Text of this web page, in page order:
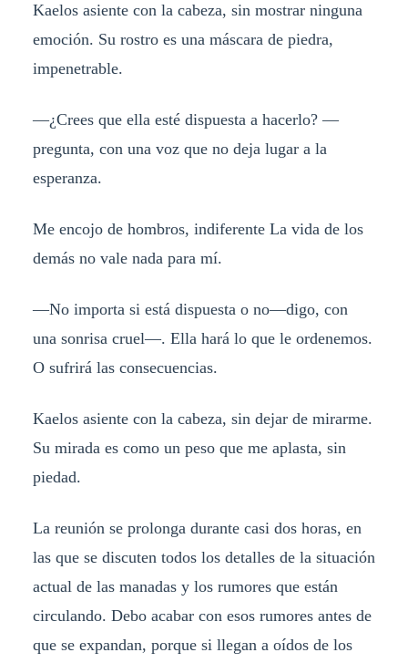
Kaelos asiente con la cabeza, sin mostrar ninguna
emoción. Su rostro es una máscara de piedra,
impenetrable.
—¿Crees que ella esté dispuesta a hacerlo? —
pregunta, con una voz que no deja lugar a la
esperanza.
Me encojo de hombros, indiferente La vida de los
demás no vale nada para mí.
—No importa si está dispuesta o no—digo, con
una sonrisa cruel—. Ella hará lo que le ordenemos.
O sufrirá las consecuencias.
Kaelos asiente con la cabeza, sin dejar de mirarme.
Su mirada es como un peso que me aplasta, sin
piedad.
La reunión se prolonga durante casi dos horas, en
las que se discuten todos los detalles de la situación
actual de las manadas y los rumores que están
circulando. Debo acabar con esos rumores antes de
que se expandan, porque si llegan a oídos de los